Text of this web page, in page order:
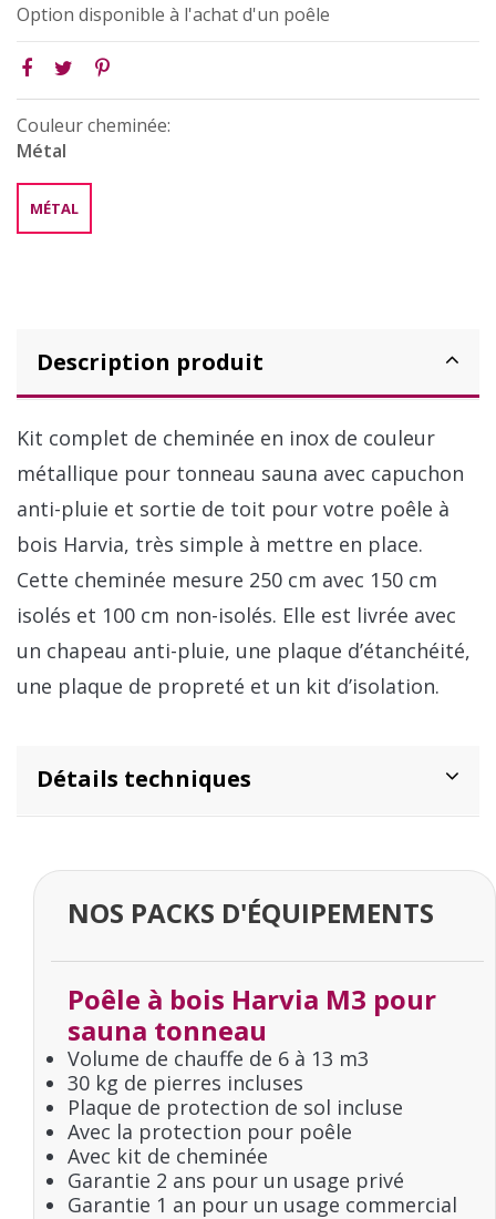
Option disponible à l'achat d'un poêle
Couleur cheminée:
Métal
MÉTAL
Description produit
Kit complet de cheminée en inox de couleur
métallique pour tonneau sauna avec capuchon
anti-pluie et sortie de toit pour votre poêle à
bois Harvia, très simple à mettre en place.
Cette cheminée mesure 250 cm avec 150 cm
isolés et 100 cm non-isolés. Elle est livrée avec
un chapeau anti-pluie, une plaque d’étanchéité,
une plaque de propreté et un kit d’isolation.
Détails techniques
NOS PACKS D'ÉQUIPEMENTS
Poêle à bois Harvia M3 pour
sauna tonneau
Volume de chauffe de 6 à 13 m3
30 kg de pierres incluses
Plaque de protection de sol incluse
Avec la protection pour poêle
Avec kit de cheminée
Garantie 2 ans pour un usage privé
Garantie 1 an pour un usage commercial